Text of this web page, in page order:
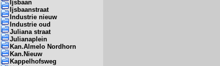
Ijsbaan
Ijsbaanstraat
Industrie nieuw
Industrie oud
Juliana straat
Julianaplein
Kan.Almelo Nordhorn
Kan.Nieuw
Kappelhofsweg